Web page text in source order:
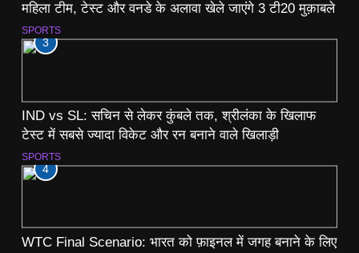
महिला टीम, टेस्ट और वनडे के अलावा खेले जाएंगे 3 टी20 मुक़ाबले
SPORTS
3
IND vs SL: सचिन से लेकर कुंबले तक, श्रीलंका के खिलाफ
टेस्ट में सबसे ज्यादा विकेट और रन बनाने वाले खिलाड़ी
SPORTS
4
WTC Final Scenario: भारत को फ़ाइनल में जगह बनाने के लिए